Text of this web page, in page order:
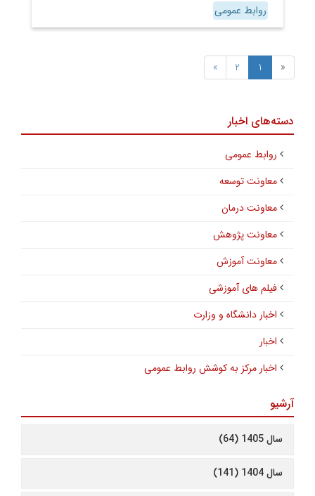
روابط عمومی
«
1
2
»
دسته‌های اخبار
روابط عمومی
معاونت توسعه
معاونت درمان
معاونت پژوهش
معاونت آموزش
فیلم های آموزشی
اخبار دانشگاه و وزارت
اخبار
اخبار مرکز به کوشش روابط عمومی
آرشیو
سال 1405 (64)
سال 1404 (141)